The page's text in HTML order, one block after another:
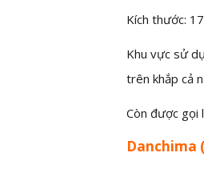
Kích thước:
Khu vực sử
trên khắp cả
Còn được gọi
Danchima